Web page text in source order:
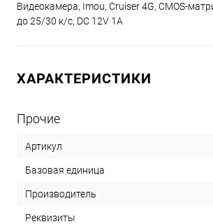
Видеокамера, Imou, Cruiser 4G, CMOS-
до 25/30 к/c, DC 12V 1A
ХАРАКТЕРИСТИКИ
Прочие
Артикул
Базовая единица
Производитель
Реквизиты